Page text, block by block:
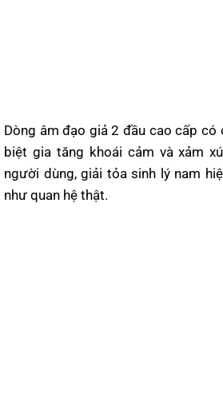
Dòng âm đạo giả 2 đầu cao cấp
biệt gia tăng khoái cảm và xảm
người dùng, giải tỏa sinh lý nam
như quan hệ thật.